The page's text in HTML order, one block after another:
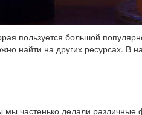
пользуется большой
найти на других ресурсах. В
частенько делали